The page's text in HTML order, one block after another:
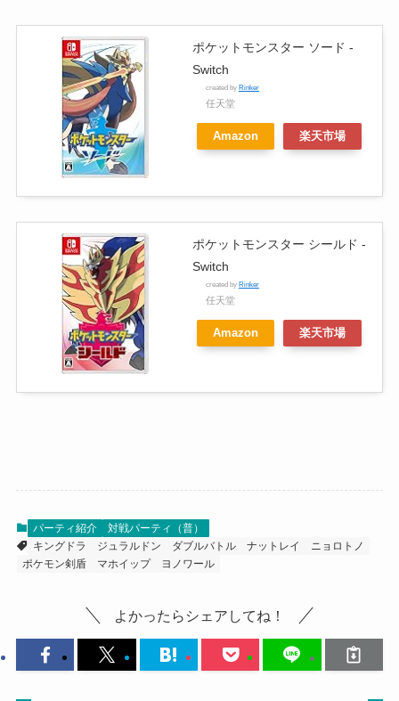
ポケットモンスター ソード -
Switch
created by Rinker
任天堂
Amazon 楽天市場
ポケットモンスター シールド -
Switch
created by Rinker
任天堂
Amazon 楽天市場
パーティ紹介
対戦パーティ（普）
キングドラ
ジュラルドン ダブルバトル ナットレイ
ニョロトノ
ポケモン剣盾
マホイップ ヨノワール
よかったらシェアしてね！